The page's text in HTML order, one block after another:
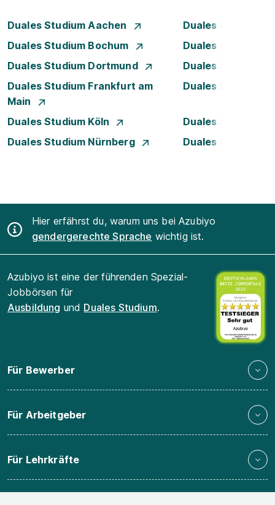
Duales Studium Aachen
Duales Studium
Duales Studium Bochum
Duales Studium
Duales Studium Dortmund
Duales Studium
Duales Studium Frankfurt am
Main
Duales Studium
Duales Studium Köln
Duales Studium
Duales Studium Nürnberg
Duales Studium
Hier erfährst du, warum uns bei Azubiyo
gendergerechte Sprache wichtig ist.
Azubiyo ist eine der führenden Spezial-
Jobbörsen für
Ausbildung und Duales Studium.
Für Bewerber
Für Arbeitgeber
Für Lehrkräfte